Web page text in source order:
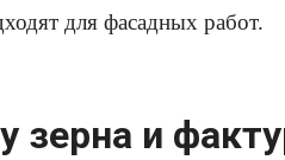
для фасадных работ.
зерна и